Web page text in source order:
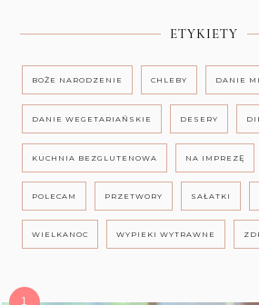
ETYKIETY
BOŻE NARODZENIE CHLEBY DANIE
DANIE WEGETARIAŃSKIE DESERY
KUCHNIA BEZGLUTENOWA NA IMPREZĘ
POLECAM PRZETWORY SAŁATKI
WIELKANOC WYPIEKI WYTRAWNE